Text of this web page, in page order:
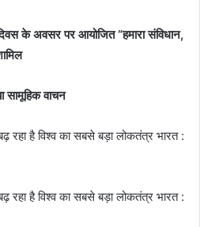
के अवसर पर आयोजित “हमारा संविधान,
सामूहिक वाचन